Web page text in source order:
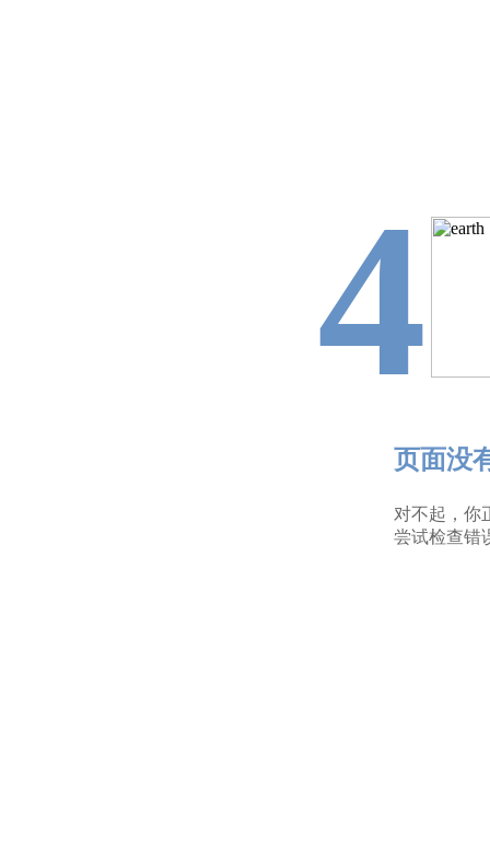
4
页面没
对不起，你
尝试检查